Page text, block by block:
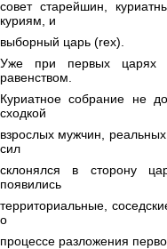
совет старейшин,
куриям, и
выборный царь (rex).
Уже при первых царях
равенством.
Куриатное собрание не
сходкой
взрослых мужчин,
сил
склонялся в сторону
появились
территориальные,
о
процессе разложения